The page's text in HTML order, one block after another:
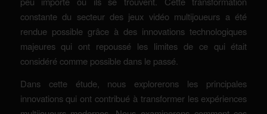
constante du secteur des jeux vidéo multijoueurs a été
rendue possible grâce à des innovations technologiques
majeures qui ont repoussé les limites de ce qui était
considéré comme possible dans le passé.
Dans cette étude, nous explorerons les principales
innovations qui ont contribué à transformer les expériences